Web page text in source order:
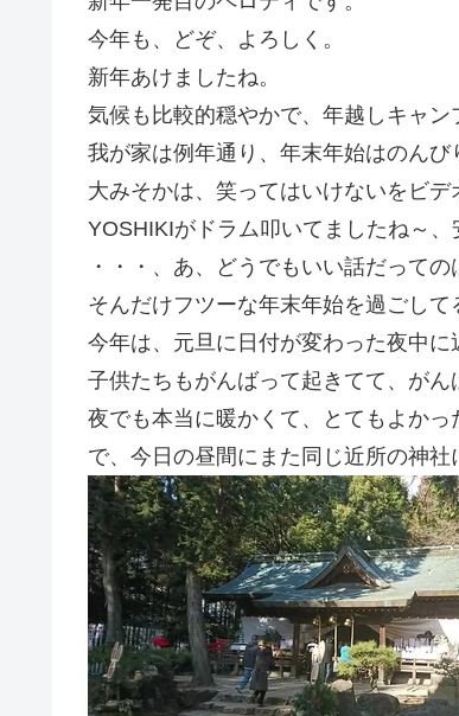
今年も、どぞ、よろしく。
新年あけましたね。
気候も比較的穏やかで、年越しキャン
我が家は例年通り、年末年始はのんび
大みそかは、笑ってはいけないをビデ
YOSHIKIがドラム叩いてましたね～
・・・、あ、どうでもいい話だっての
そんだけフツーな年末年始を過ごして
今年は、元旦に日付が変わった夜中に
子供たちもがんばって起きてて、がん
夜でも本当に暖かくて、とてもよかっ
で、今日の昼間にまた同じ近所の神